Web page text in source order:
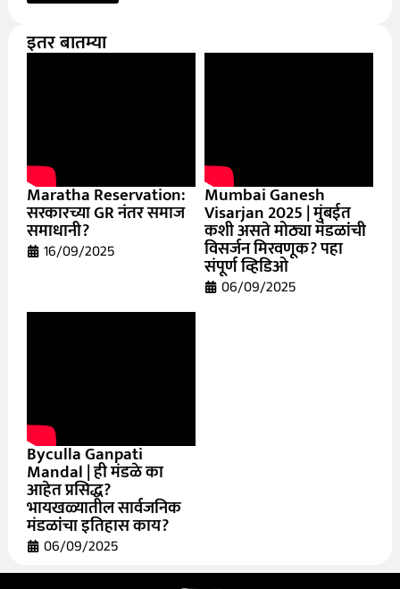
इतर बातम्या
Maratha Reservation:
सरकारच्या GR नंतर समाज
समाधानी?
16/09/2025
Mumbai Ganesh
Visarjan 2025 | मुंबईत
कशी असते मोठ्या मंडळांची
विसर्जन मिरवणूक? पहा
संपूर्ण व्हिडिओ
06/09/2025
Byculla Ganpati
Mandal | ही मंडळे का
आहेत प्रसिद्ध?
भायखळ्यातील सार्वजनिक
मंडळांचा इतिहास काय?
06/09/2025